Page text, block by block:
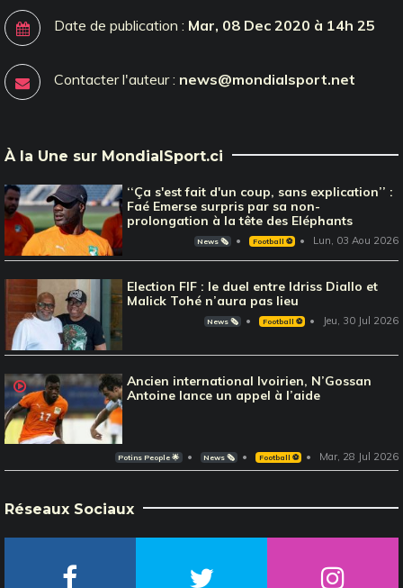
Date de publication : Mar, 08 Dec 2020 à 14h 25
Contacter l'auteur : news@mondialsport.net
À la Une sur MondialSport.ci
‘‘Ça s'est fait d'un coup, sans explication’’ :
Faé Emerse surpris par sa non-
prolongation à la tête des Eléphants
News 🗞️ Football ⚽️ Lun, 03 Aou 2026
Election FIF : le duel entre Idriss Diallo et
Malick Tohé n’aura pas lieu
News 🗞️ Football ⚽️ Jeu, 30 Jul 2026
Ancien international Ivoirien, N’Gossan
Antoine lance un appel à l’aide
Potins People 🌟 News 🗞️ Football ⚽️ Mar, 28 Jul 2026
Réseaux Sociaux